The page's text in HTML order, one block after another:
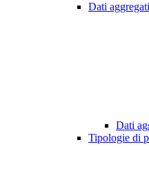
Dati
Dati
Tipologie di